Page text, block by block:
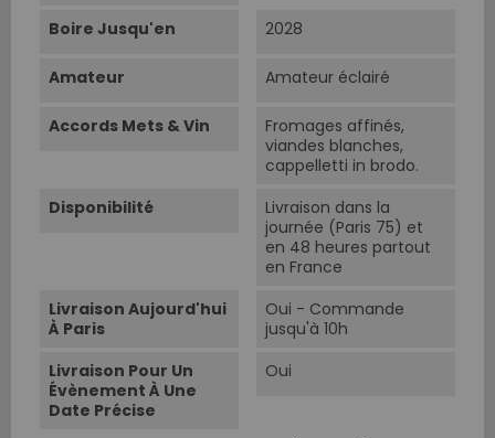
Boire Jusqu'en 2028
Amateur Amateur éclairé
Accords Mets & Vin
Fromages affinés,
viandes blanches,
cappelletti in brodo.
Disponibilité
Livraison dans la
journée (Paris 75) et
en 48 heures partout
en France
Livraison Aujourd'hui
À Paris
Oui - Commande
jusqu'à 10h
Livraison Pour Un
Évènement À Une
Date Précise
Oui